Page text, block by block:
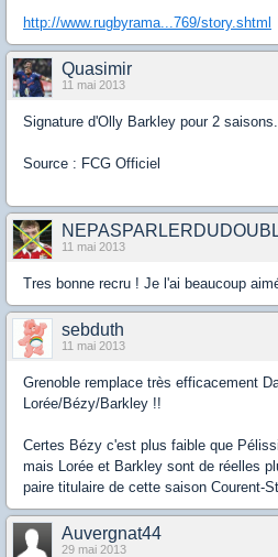
http://www.rugbyrama...769/story.shtml
Quasimir
11 mai 2013
Signature d'Olly Barkley pour 2 saisons.
Source : FCG Officiel
11 mai 2013
Tres bonne recru ! Je l'ai beaucoup
sebduth
11 mai 2013
Grenoble remplace très efficacement
Lorée/Bézy/Barkley !!
Certes Bézy c'est plus faible que
mais Lorée et Barkley sont de réelles
paire titulaire de cette saison Courent-
Auvergnat44
29 mai 2013